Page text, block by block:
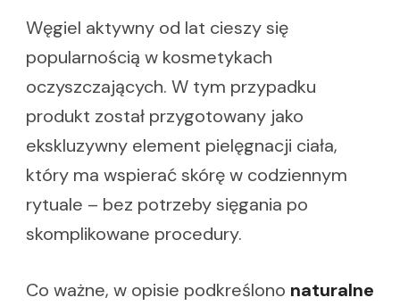
Węgiel aktywny od lat cieszy się
popularnością w kosmetykach
oczyszczających. W tym przypadku
produkt został przygotowany jako
ekskluzywny element pielęgnacji ciała,
który ma wspierać skórę w codziennym
rytuale – bez potrzeby sięgania po
skomplikowane procedury.
Co ważne, w opisie podkreślono naturalne